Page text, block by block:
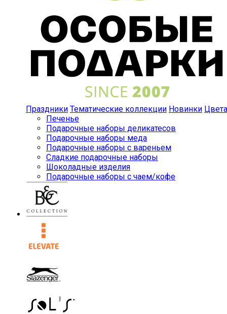
Праздники Тематические коллекции Новинки Цвета
Печенье
Подарочные наборы деликатесов
Подарочные наборы меда
Подарочные наборы с вареньем
Сладкие подарочные наборы
Шоколадные изделия
Подарочные наборы с чаем/кофе